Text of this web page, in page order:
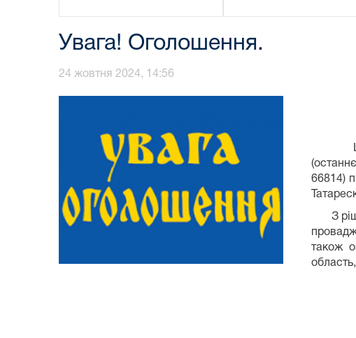
Увага! Оголошення.
24 жовтня 2024, 14:56
66814)
З
також